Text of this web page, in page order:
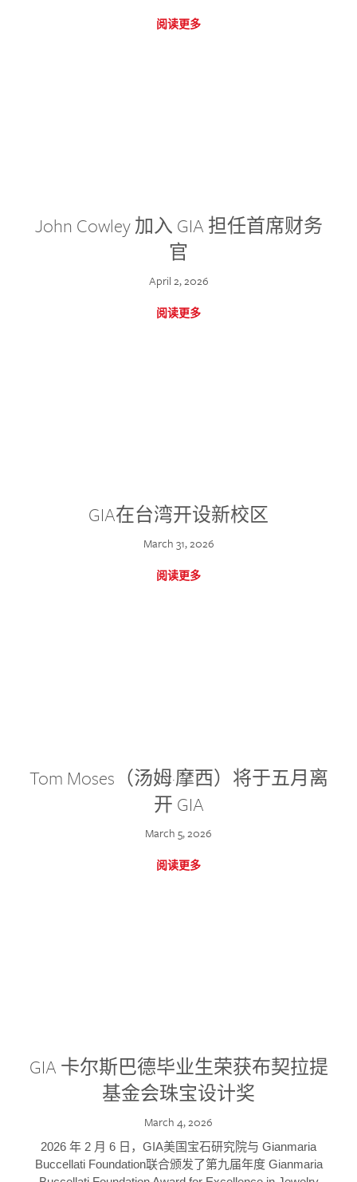
阅读更多
John Cowley 加入 GIA 担任首席财务
官
April 2, 2026
阅读更多
GIA在台湾开设新校区
March 31, 2026
阅读更多
Tom Moses（汤姆·摩西）将于五月离
开 GIA
March 5, 2026
阅读更多
GIA 卡尔斯巴德毕业生荣获布契拉提
基金会珠宝设计奖
March 4, 2026
2026 年 2 月 6 日，GIA美国宝石研究院与 Gianmaria
Buccellati Foundation联合颁发了第九届年度 Gianmaria